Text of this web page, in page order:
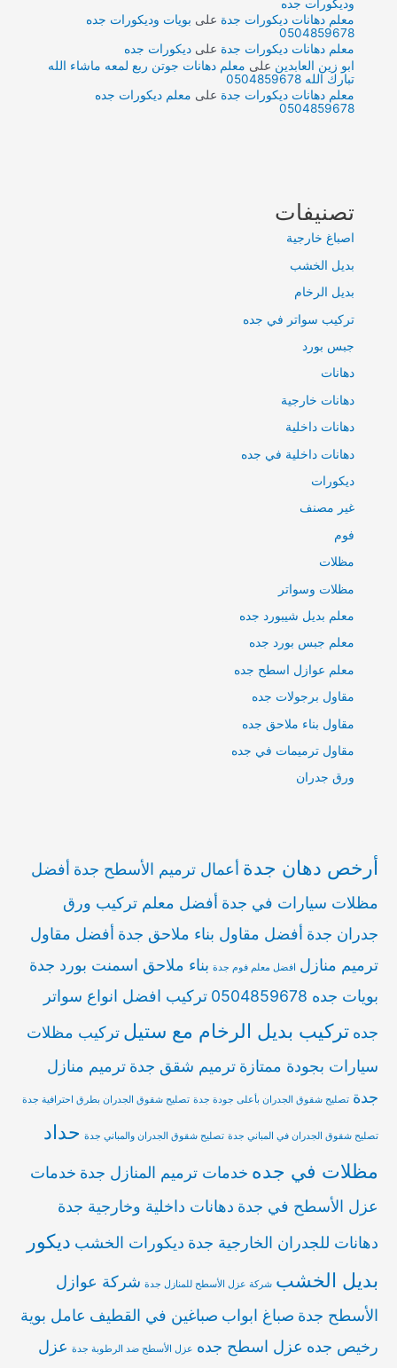
وديكورات جده
معلم دهانات ديكورات جدة على بويات وديكورات جده
0504859678
معلم دهانات ديكورات جدة علىديكورات جده
ابو زين العابدين على معلم دهانات جوتن ربع لمعه ماشاء الله
تبارك الله 0504859678
معلم دهانات ديكورات جدة على معلم ديكورات جده
0504859678
تصنيفات
اصباغ خارجية
بديل الخشب
بديل الرخام
تركيب سواتر في جده
جبس بورد
دهانات
دهانات خارجية
دهانات داخلية
دهانات داخلية في جده
ديكورات
غير مصنف
فوم
مظلات
مظلات وسواتر
معلم بديل شيبورد جده
معلم جبس بورد جده
معلم عوازل اسطح جده
مقاول برجولات جده
مقاول بناء ملاحق جده
مقاول ترميمات في جده
ورق جدران
أرخص دهان جدة أعمال ترميم الأسطح جدة أفضل
مظلات سيارات في جدة أفضل معلم تركيب ورق
جدران جدة أفضل مقاول بناء ملاحق جدة أفضل مقاول
ترميم منازل
افضل معلم فوم جدة بناء ملاحق اسمنت بورد جدة
بويات جده 0504859678
تركيب افضل انواع سواتر
جده تركيب بديل الرخام مع ستيل تركيب مظلات
سيارات بجودة ممتازة ترميم شقق جدة ترميم منازل
جدة تصليح شقوق الجدران بأعلى جودة جدة تصليح شقوق الجدران بطرق احترافية جدة
تصليح شقوق الجدران في المباني جدة تصليح شقوق الجدران والمباني جدة حداد
مظلات في جده خدمات ترميم المنازل جدة خدمات
عزل الأسطح في جدة دهانات داخلية وخارجية جدة
دهانات للجدران الخارجية جدة ديكورات الخشب ديكور
بديل الخشب شركة عزل الأسطح للمنازل جدة شركة عوازل
الأسطح جدة صباغ ابواب صباغين في القطيف عامل بوية
رخيص جده عزل اسطح جده عزل الأسطح ضد الرطوبة جدة عزل